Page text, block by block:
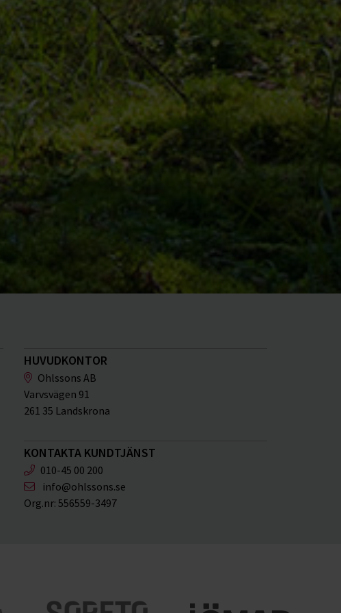
HUVUDKONTOR
Ohlssons AB
Varvsvägen 91
261 35 Landskrona
KONTAKTA KUNDTJÄNST
010-45 00 200
info@ohlssons.se
Org.nr: 556559-3497